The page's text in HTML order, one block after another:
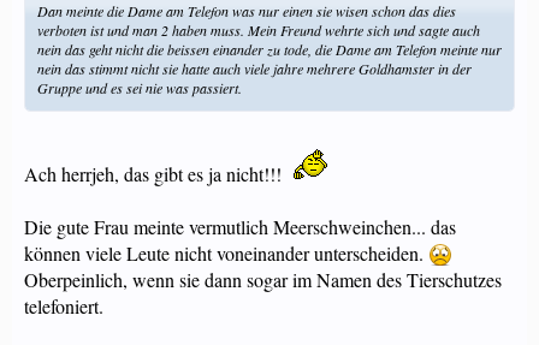
Dan meinte die Dame am Telefon was nur einen sie wisen schon das dies
verboten ist und man 2 haben muss. Mein Freund wehrte sich und sagte auch
nein das geht nicht die beissen einander zu tode, die Dame am Telefon meinte nur
nein das stimmt nicht sie hatte auch viele jahre mehrere Goldhamster in der
Gruppe und es sei nie was passiert.
Ach herrjeh, das gibt es ja nicht!!!
Die gute Frau meinte vermutlich Meerschweinchen... das
können viele Leute nicht voneinander unterscheiden.
Oberpeinlich, wenn sie dann sogar im Namen des Tierschutzes
telefoniert.